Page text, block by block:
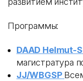
Программы:
DAAD Helmut-
магистратура
JJ/WBGSP